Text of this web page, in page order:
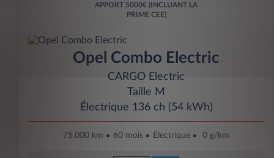
APPORT 5000€ (INCLUANT LA
PRIME CEE)
Opel Combo Electric
CARGO Electric
Taille M
Électrique 136 ch (54 kWh)
75.000 km 60 mois Électrique 0 g/km